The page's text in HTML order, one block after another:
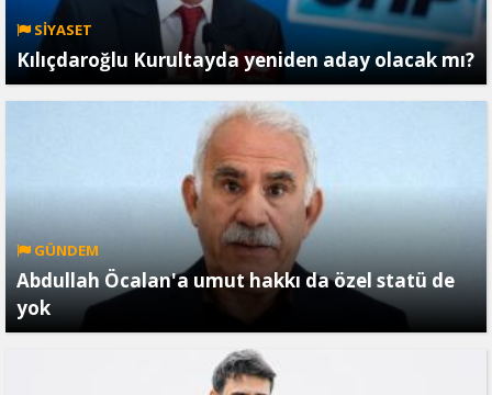
SİYASET
Kılıçdaroğlu Kurultayda yeniden aday olacak mı?
GÜNDEM
Abdullah Öcalan'a umut hakkı da özel statü de
yok